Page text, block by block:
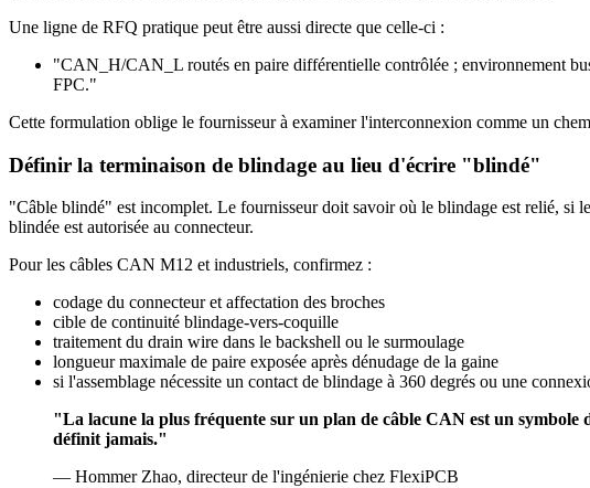
Une ligne de RFQ pratique peut être aussi directe que celle-ci :
"CAN_H/CAN_L routés en paire différentielle contrôlée ; environnement
FPC."
Cette formulation oblige le fournisseur à examiner l'interconnexion comme un
Définir la terminaison de blindage au lieu d'écrire "blindé"
"Câble blindé" est incomplet. Le fournisseur doit savoir où le blindage est relié, si
blindée est autorisée au connecteur.
Pour les câbles CAN M12 et industriels, confirmez :
codage du connecteur et affectation des broches
cible de continuité blindage-vers-coquille
traitement du drain wire dans le backshell ou le surmoulage
longueur maximale de paire exposée après dénudage de la gaine
si l'assemblage nécessite un contact de blindage à 360 degrés ou une
"La lacune la plus fréquente sur un plan de câble CAN est un symbole
définit jamais."
— Hommer Zhao, directeur de l'ingénierie chez FlexiPCB